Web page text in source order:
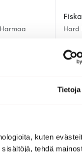
Tietoja
kuten
tehdä
Hard